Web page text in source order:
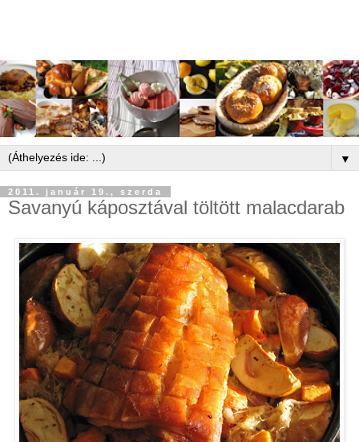
▼
2011. január 19., szerda
Savanyú káposztával töltött malacdarab